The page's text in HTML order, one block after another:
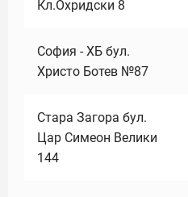
Кл.Охридски 8
София - ХБ бул.
Христо Ботев №87
Стара Загора бул.
Цар Симеон Велики
144